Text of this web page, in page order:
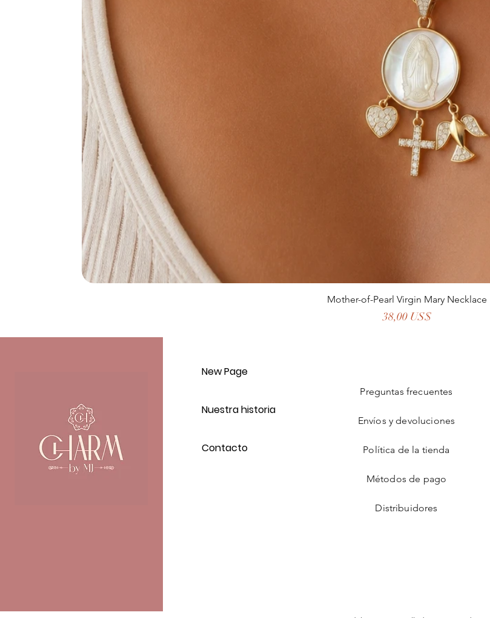
Mother-of-Pearl Virgin Mary Necklace
Precio
38,00 US$
New Page
Nuestra historia
Contacto
Preguntas frecuentes
Envíos y devoluciones
Política de la tienda
Métodos de pago
Distribuidores